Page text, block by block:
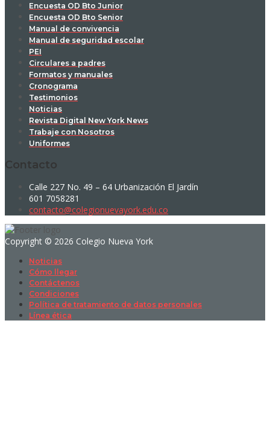
Encuesta OD Bto Junior
Encuesta OD Bto Senior
Manual de convivencia
Manual de seguridad escolar
PEI
Circulares a padres
Formatos y manuales
Cronograma
Testimonios
Noticias
Revista Digital New York News
Trabaje con Nosotros
Uniformes
Contacto
Calle 227 No. 49 – 64 Urbanización El Jardín
601 7058281
contacto@colegionuevayork.edu.co
Copyright © 2026 Colegio Nueva York
Noticias
Cómo llegar
Contáctenos
Condiciones
Política de tratamiento de datos personales
Línea ética